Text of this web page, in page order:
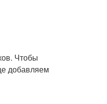
Чтобы
добавляем